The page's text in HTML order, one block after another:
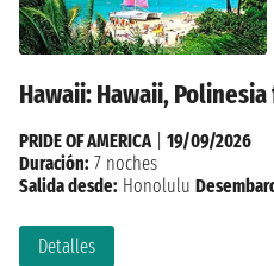
Hawaii: Hawaii,
Detalles
PRIDE OF AMERICA| 19/09/2026
Duración: 7 noches
Salida desde: Honolulu